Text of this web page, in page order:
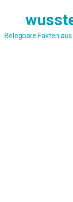
Belegbare Fakten